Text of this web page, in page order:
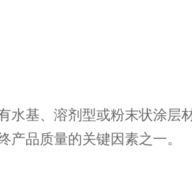
水基、溶剂型或粉末状涂层
品质量的关键因素之一。